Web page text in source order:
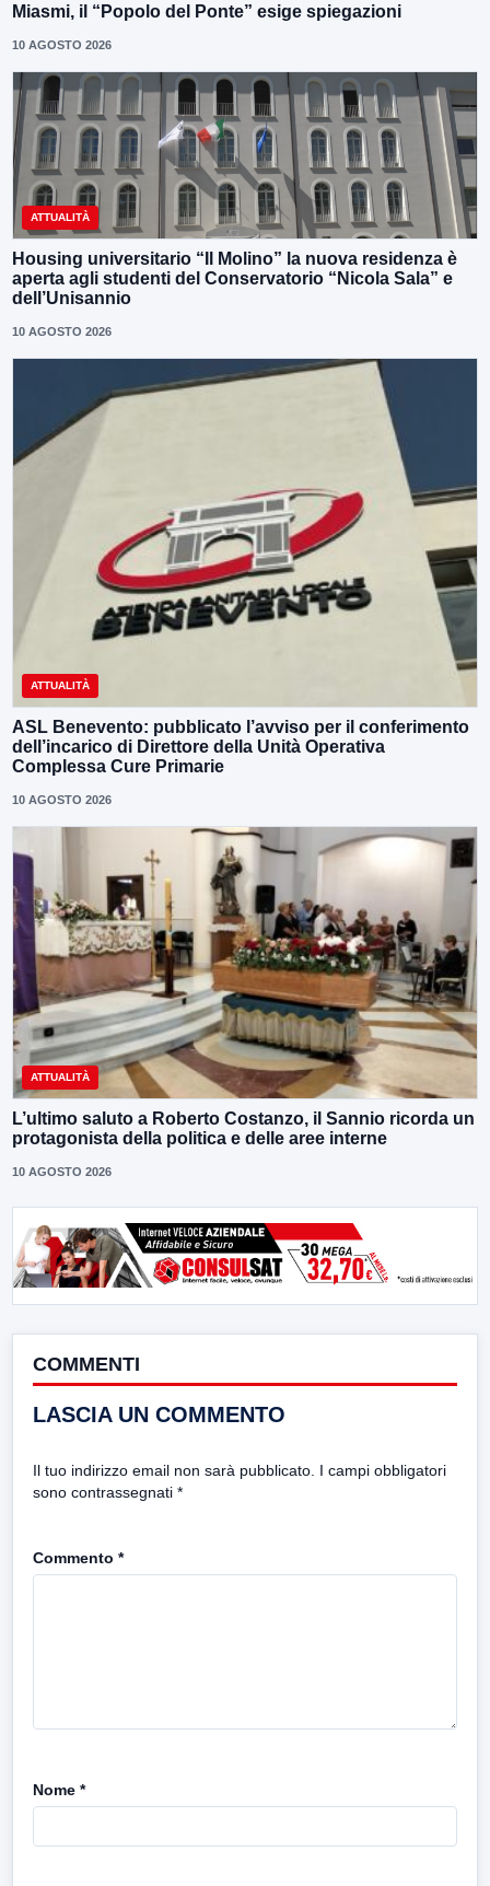
Miasmi, il “Popolo del Ponte” esige spiegazioni
10 AGOSTO 2026
ATTUALITÀ
Housing universitario “Il Molino” la nuova residenza è
aperta agli studenti del Conservatorio “Nicola Sala” e
dell’Unisannio
10 AGOSTO 2026
ATTUALITÀ
ASL Benevento: pubblicato l’avviso per il conferimento
dell’incarico di Direttore della Unità Operativa
Complessa Cure Primarie
10 AGOSTO 2026
ATTUALITÀ
L’ultimo saluto a Roberto Costanzo, il Sannio ricorda un
protagonista della politica e delle aree interne
10 AGOSTO 2026
COMMENTI
LASCIA UN COMMENTO
Il tuo indirizzo email non sarà pubblicato. I campi obbligatori
sono contrassegnati *
Commento *
Nome *